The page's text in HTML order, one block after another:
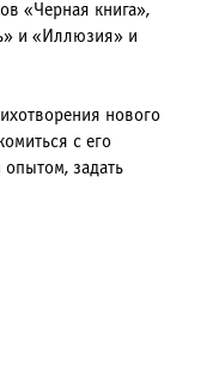
«Черная книга»,
и «Иллюзия» и
нового
с его
задать